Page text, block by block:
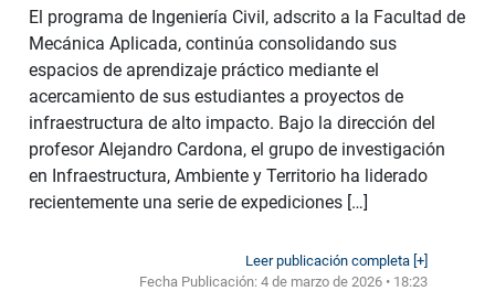
El programa de Ingeniería Civil, adscrito a la Facultad de
Mecánica Aplicada, continúa consolidando sus
espacios de aprendizaje práctico mediante el
acercamiento de sus estudiantes a proyectos de
infraestructura de alto impacto. Bajo la dirección del
profesor Alejandro Cardona, el grupo de investigación
en Infraestructura, Ambiente y Territorio ha liderado
recientemente una serie de expediciones […]
Leer publicación completa [+]
Fecha Publicación:4 de marzo de 2026 • 18:23